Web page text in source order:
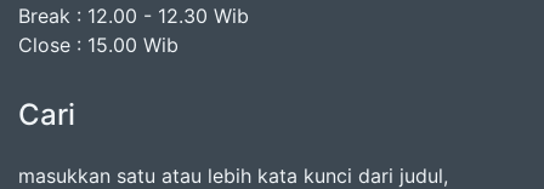
Break : 12.00 - 12.30 Wib
Close : 15.00 Wib
Cari
masukkan satu atau lebih kata kunci dari judul,